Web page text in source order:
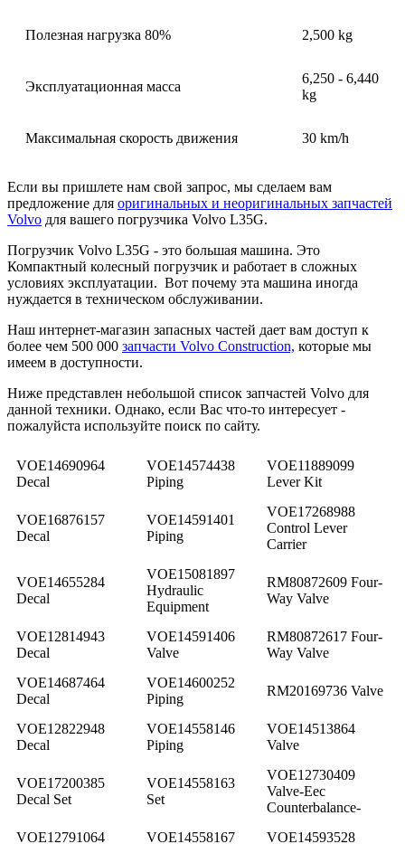
Полезная нагрузка 80% 2,500 kg
Эксплуатационная масса
6,250 - 6,440
kg
Максимальная скорость движения 30 km/h
Если вы пришлете нам свой запрос, мы сделаем вам
предложение для оригинальных и неоригинальных запчастей
Volvo для вашего погрузчика Volvo L35G.
Погрузчик Volvo L35G - это большая машина. Это
Компактный колесный погрузчик и работает в сложных
условиях эксплуатации. Вот почему эта машина иногда
нуждается в техническом обслуживании.
Наш интернет-магазин запасных частей дает вам доступ к
более чем 500 000 запчасти Volvo Construction, которые мы
имеем в доступности.
Ниже представлен небольшой список запчастей Volvo для
данной техники. Однако, если Вас что-то интересует -
пожалуйста используйте поиск по сайту.
VOE14690964
Decal
VOE14574438
Piping
VOE11889099
Lever Kit
VOE16876157
Decal
VOE14591401
Piping
VOE17268988
Control Lever
Carrier
VOE14655284
Decal
VOE15081897
Hydraulic
Equipment
RM80872609 Four-
Way Valve
VOE12814943
Decal
VOE14591406
Valve
RM80872617 Four-
Way Valve
VOE14687464
Decal
VOE14600252
Piping
RM20169736 Valve
VOE12822948
Decal
VOE14558146
Piping
VOE14513864
Valve
VOE17200385
Decal Set
VOE14558163
Set
VOE12730409
Valve-Eec
Counterbalance-
VOE12791064
VOE14558167 VOE14593528